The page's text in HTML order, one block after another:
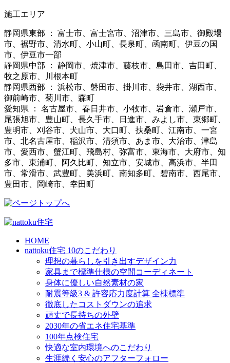
施工エリア
静岡県東部 ： 富士市、富士宮市、沼津市、三島市、御殿場
市、裾野市、清水町、小山町、長泉町、函南町、伊豆の国
市、伊豆市一部
静岡県中部 ： 静岡市、焼津市、藤枝市、島田市、吉田町、
牧之原市、川根本町
静岡県西部 ： 浜松市、磐田市、掛川市、袋井市、湖西市、
御前崎市、菊川市、森町
愛知県 ： 名古屋市、春日井市、小牧市、岩倉市、瀬戸市、
尾張旭市、豊山町、長久手市、日進市、みよし市、東郷町、
豊明市、刈谷市、犬山市、大口町、扶桑町、江南市、一宮
市、北名古屋市、稲沢市、清須市、あま市、大治市、津島
市、愛西市、蟹江町、飛島村、弥富市、東海市、大府市、知
多市、東浦町、阿久比町、知立市、安城市、高浜市、半田
市、常滑市、武豊町、美浜町、南知多町、碧南市、西尾市、
豊田市、岡崎市、幸田町
HOME
nattoku住宅 10のこだわり
理想の暮らしを引き出すデザイン力
家具まで標準仕様の空間コーディネート
身体に優しい自然素材の家
耐震等級3 & 許容応力度計算 全棟標準
徹底したコストダウンの追求
頑丈で長持ちの外壁
2030年の省エネ住宅基準
100年点検住宅
快適な室内環境へのこだわり
生涯続く安心のアフターフォロー